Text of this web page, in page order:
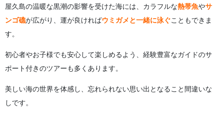
屋久島の温暖な黒潮の影響を受けた海には、カラフルな熱帯魚やサ
ンゴ礁が広がり、運が良ければウミガメと一緒に泳ぐこともできま
す。
初心者やお子様でも安心して楽しめるよう、経験豊富なガイドのサ
ポート付きのツアーも多くあります。
美しい海の世界を体感し、忘れられない思い出となること間違いな
しです。